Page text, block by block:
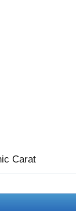
Carat